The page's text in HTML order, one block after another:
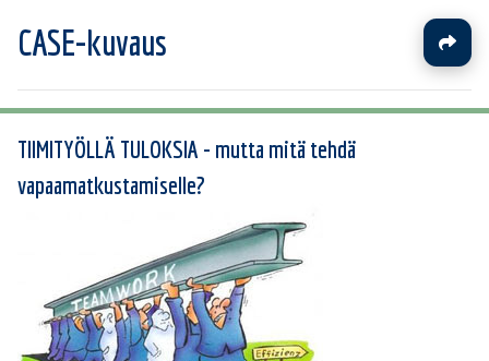
CASE-kuvaus
TIIMITYÖLLÄ TULOKSIA - mutta mitä tehdä
vapaamatkustamiselle?